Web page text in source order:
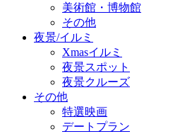
美術館・博物館
その他
夜景/イルミ
Xmasイルミ
夜景スポット
夜景クルーズ
その他
特選映画
デートプラン